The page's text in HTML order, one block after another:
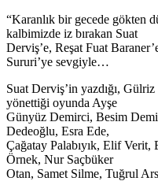
“Karanlık bir gecede gökten
kalbimizde iz bırakan Suat
Derviş’e, Reşat Fuat
Sururi’ye sevgiyle…
Suat Derviş’in yazdığı, Gülriz
yönettiği oyunda Ayşe
Günyüz Demirci, Besim
Dedeoğlu, Esra Ede,
Çağatay Palabıyık, Elif
Örnek, Nur Saçbüker
Otan, Samet Silme, Tuğrul